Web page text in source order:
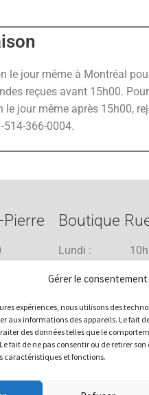
Gérer le consentement
expériences, nous utilisons des
aux informations des appareils. Le fait
des données telles que le
fait de ne pas consentir ou de retirer
caractéristiques et fonctions.
le jour même à Montréal
reçues avant 15h00.
le jour même après 15h00,
514-366-0004.
Boutique
Lundi :
Mercredi :
Jeudi : 10h00
Vendredi :
Samedi :
Dimanche :